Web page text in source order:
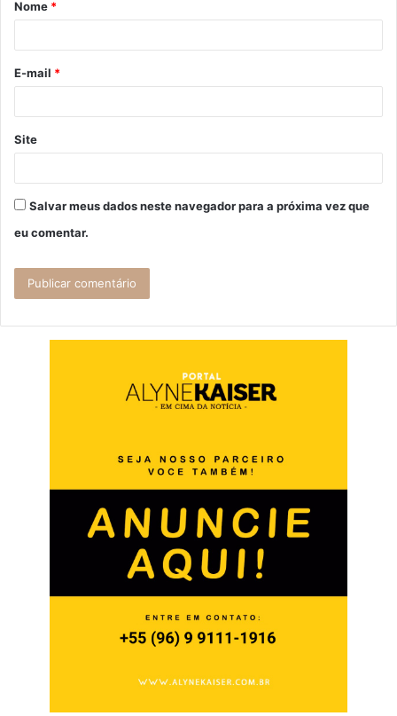
r
*
Nome *
E-mail *
Site
Salvar meus dados neste navegador para a próxima vez que
eu comentar.